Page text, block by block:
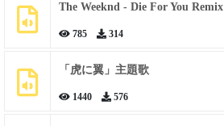
The Weeknd - Die For You Remix
785 314
「虎に翼」主題歌
1440 576